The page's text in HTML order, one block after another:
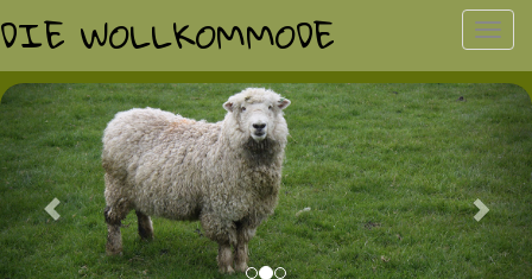
DIE WOLLKOMMODE
Previous